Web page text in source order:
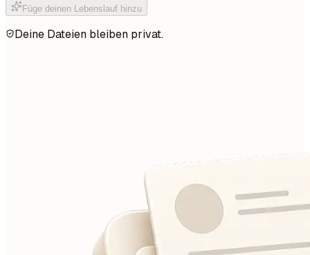
Füge deinen Lebenslauf hinzu
Deine Dateien bleiben privat.